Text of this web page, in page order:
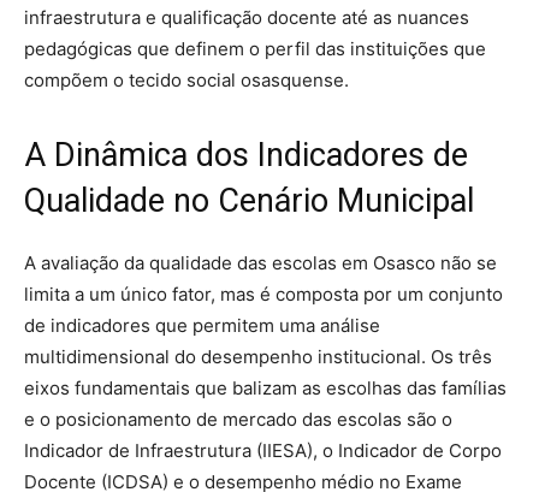
infraestrutura e qualificação docente até as nuances
pedagógicas que definem o perfil das instituições que
compõem o tecido social osasquense.
A Dinâmica dos Indicadores de
Qualidade no Cenário Municipal
A avaliação da qualidade das escolas em Osasco não se
limita a um único fator, mas é composta por um conjunto
de indicadores que permitem uma análise
multidimensional do desempenho institucional. Os três
eixos fundamentais que balizam as escolhas das famílias
e o posicionamento de mercado das escolas são o
Indicador de Infraestrutura (IIESA), o Indicador de Corpo
Docente (ICDSA) e o desempenho médio no Exame